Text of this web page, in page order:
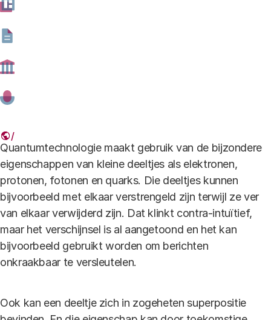
introductie in quantumtechnologie en bevat een
Quantumtechnologie_IBMQuantum-Lab-Maika-
Takita.jpg
Quantumtechnologie maakt gebruik van de bijzondere
eigenschappen van kleine deeltjes als elektronen,
protonen, fotonen en quarks. Die deeltjes kunnen
bijvoorbeeld met elkaar verstrengeld zijn terwijl ze ver
van elkaar verwijderd zijn. Dat klinkt contra-intuïtief,
maar het verschijnsel is al aangetoond en het kan
bijvoorbeeld gebruikt worden om berichten
onkraakbaar te versleutelen.
Ook kan een deeltje zich in zogeheten superpositie